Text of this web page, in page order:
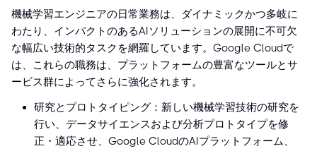
機械学習エンジニアの日常業務は、ダイナミックかつ多岐に
わたり、インパクトのあるAIソリューションの展開に不可欠
な幅広い技術的タスクを網羅しています。Google Cloudで
は、これらの職務は、プラットフォームの豊富なツールとサ
ービス群によってさらに強化されます。
研究とプロトタイピング：新しい機械学習技術の研究を
行い、データサイエンスおよび分析プロトタイプを修
正・適応させ、Google CloudのAIプラットフォーム、